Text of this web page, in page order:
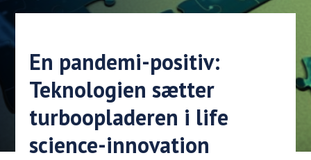
En pandemi-positiv:
Teknologien sætter
turboopladeren i life
science-innovation